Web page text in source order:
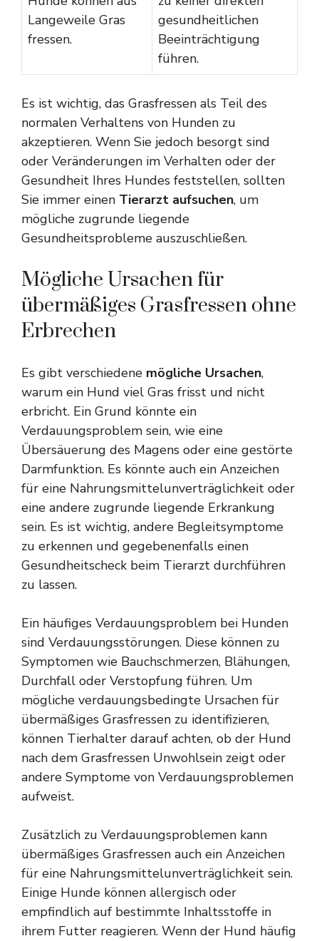
Langeweile Gras
fressen.
gesundheitlichen
Beeinträchtigung
führen.
Es ist wichtig, das Grasfressen als Teil des
normalen Verhaltens von Hunden zu
akzeptieren. Wenn Sie jedoch besorgt sind
oder Veränderungen im Verhalten oder der
Gesundheit Ihres Hundes feststellen, sollten
Sie immer einen Tierarzt aufsuchen, um
mögliche zugrunde liegende
Gesundheitsprobleme auszuschließen.
Mögliche Ursachen für
übermäßiges Grasfressen ohne
Erbrechen
Es gibt verschiedene mögliche Ursachen,
warum ein Hund viel Gras frisst und nicht
erbricht. Ein Grund könnte ein
Verdauungsproblem sein, wie eine
Übersäuerung des Magens oder eine gestörte
Darmfunktion. Es könnte auch ein Anzeichen
für eine Nahrungsmittelunverträglichkeit oder
eine andere zugrunde liegende Erkrankung
sein. Es ist wichtig, andere Begleitsymptome
zu erkennen und gegebenenfalls einen
Gesundheitscheck beim Tierarzt durchführen
zu lassen.
Ein häufiges Verdauungsproblem bei Hunden
sind Verdauungsstörungen. Diese können zu
Symptomen wie Bauchschmerzen, Blähungen,
Durchfall oder Verstopfung führen. Um
mögliche verdauungsbedingte Ursachen für
übermäßiges Grasfressen zu identifizieren,
können Tierhalter darauf achten, ob der Hund
nach dem Grasfressen Unwohlsein zeigt oder
andere Symptome von Verdauungsproblemen
aufweist.
Zusätzlich zu Verdauungsproblemen kann
übermäßiges Grasfressen auch ein Anzeichen
für eine Nahrungsmittelunverträglichkeit sein.
Einige Hunde können allergisch oder
empfindlich auf bestimmte Inhaltsstoffe in
ihrem Futter reagieren. Wenn der Hund häufig